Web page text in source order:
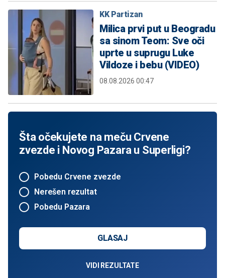
KK Partizan
Milica prvi put u Beogradu
sa sinom Teom: Sve oči
uprte u suprugu Luke
Vildoze i bebu (VIDEO)
08.08.2026 00:47
Šta očekujete na meču Crvene
zvezde i Novog Pazara u Superligi?
Pobedu Crvene zvezde
Nerešen rezultat
Pobedu Pazara
GLASAJ
VIDI REZULTATE